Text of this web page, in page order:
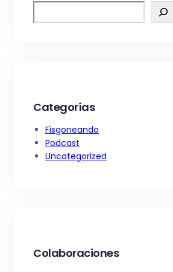
e
Categorías
Fisgoneando
Podcast
Uncategorized
Colaboraciones